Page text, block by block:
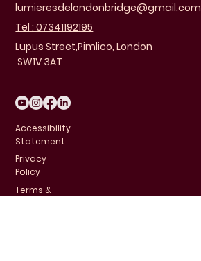
lumieresdelondonbridge@gmail.com
Tel : 07341192195
Lupus Street,Pimlico, London
SW1V 3AT
Accessibility
Statement
Privacy
Policy
Terms &